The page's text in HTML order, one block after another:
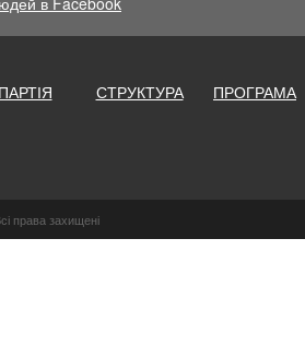
ПАРТІЯ СТРУКТУРА ПРОГРАМА
права захищені